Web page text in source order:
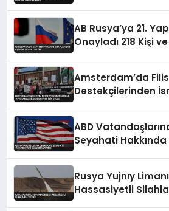
AB Rusya’ya 21.
Onayladı 218 Kişi
Amsterdam’da
Destekçilerinden
ABD
Seyahati
Rusya Yujnıy
Hassasiyetli